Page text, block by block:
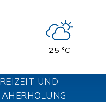
25 °C
UND